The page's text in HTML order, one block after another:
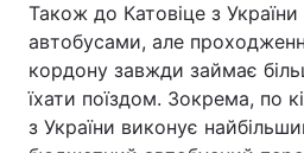
Також до Катовіце з
автобусами, але
кордону завжди займає
їхати поїздом. Зокрема, по
з України виконує